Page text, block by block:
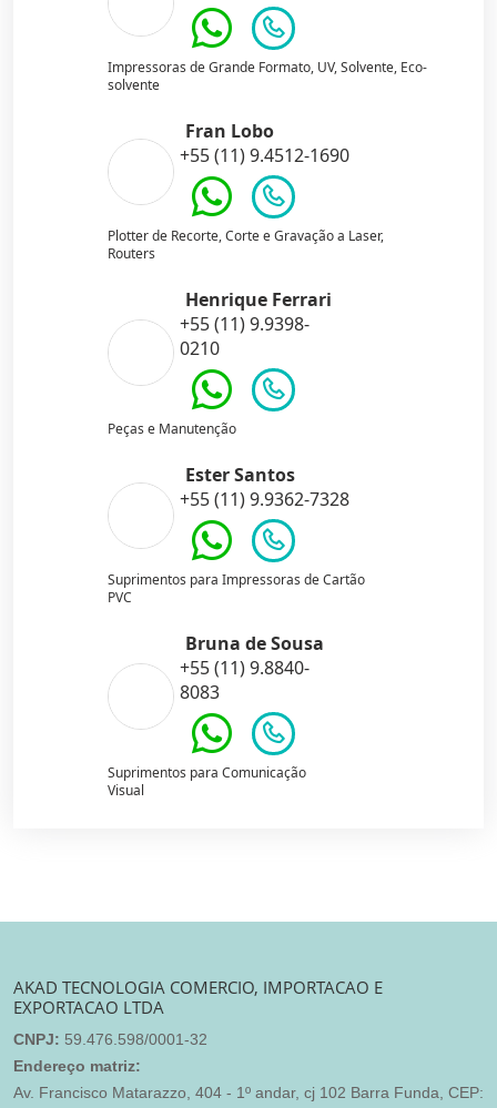
Impressoras de Grande Formato, UV, Solvente, Eco-
solvente
Fran Lobo
+55 (11) 9.4512-1690
Plotter de Recorte, Corte e Gravação a Laser,
Routers
Henrique Ferrari
+55 (11) 9.9398-
0210
Peças e Manutenção
Ester Santos
+55 (11) 9.9362-7328
Suprimentos para Impressoras de Cartão
PVC
Bruna de Sousa
+55 (11) 9.8840-
8083
Suprimentos para Comunicação
Visual
AKAD TECNOLOGIA COMERCIO, IMPORTACAO E
EXPORTACAO LTDA
CNPJ: 59.476.598/0001-32
Endereço matriz:
Av. Francisco Matarazzo, 404 - 1º andar, cj 102 Barra Funda, CEP: